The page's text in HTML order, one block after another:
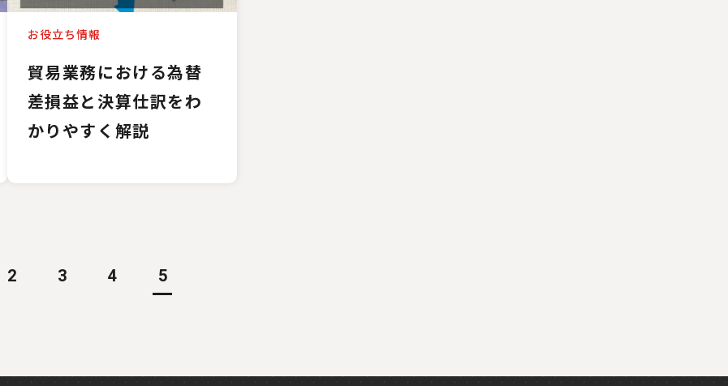
お役立ち情報
貿易業務における為替
差損益と決算仕訳をわ
かりやすく解説
2 3 4 5